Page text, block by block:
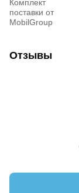
Комплект
поставки от
MobilGroup
Отзывы